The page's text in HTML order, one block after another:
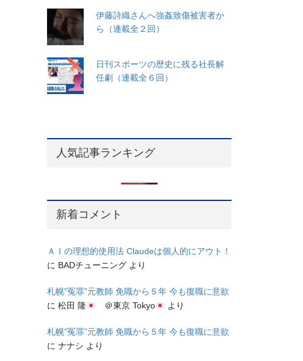
伊藤詩織さんへ強姦致傷被害者か
ら（連載全２回）
日刊スポーツの歴史に残る社長解
任劇（連載全６回）
人気記事ランキング
新着コメント
ＡＩの理想的使用法 Claudeは個人的にアウト！
に BADチューニング より
札幌”冤罪”元教師 免職から５年 今も復職に意欲
に松田 隆 ＠東京 Tokyo より
札幌”冤罪”元教師 免職から５年 今も復職に意欲
にナナシ より